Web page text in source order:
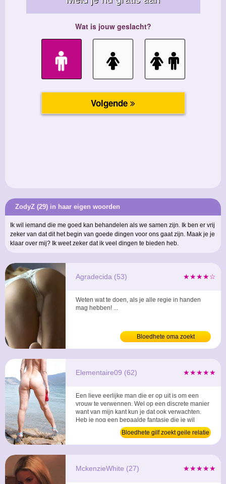
ZodyZ (29) in haar eigen woorden
Ik wil iemand die me goed kan behandelen als we samen zijn. Ik ben er vrij
zeker van dat dit het begin van goede dingen voor ons gaat zijn. Maak je je
klaar over mij? Ik weet zeker dat ik veel dingen te bieden heb.
★★★★☆
Agradecida (53)
Weten wat te doen, als je alle regie in handen
mag hebben! ...
Bloedhete oma zoekt
★★★★★
Elementaire09 (62)
Een lieve eerlijke man die er op uit is om een
vrouw te verwennen. Wel op een discrete manier
want van mijn kant kun je dat ook verwachten.
Heb je nog een bepaalde fantasie die je wil
uitvoeren? Ik ben voor heel erg veel dingen in. Ik
hoop dat je snel een berichtje achterlaat zodat
we elkaar heerlijk kunnen aanvullen ...
Bloedhete gilf zoekt geile relatie
★★★★★
MckenzieWhite (27)